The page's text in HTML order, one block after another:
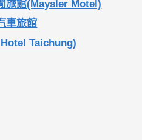
旅館(Maysler Motel)
車旅館
Taichung)